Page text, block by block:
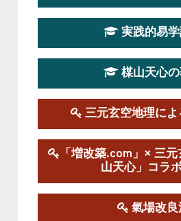
第19期立命塾実践的四
2026-03-20～2026-07-19
第１９期立命塾実践的
この講座の募集は終
陰宅三元玄空風水講座
2025-06-07～2025-06-08
この講座の募集は終了
実践的易
楳山天心
三元玄空地理に
「増改築.com」× 三
山天心」コラ
氣場改良